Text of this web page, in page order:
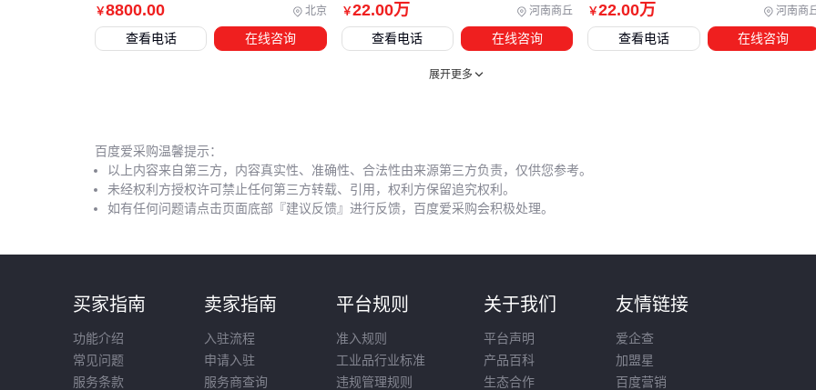
初期安装阶段最容易忽视基础适配问题：
可能加速元件磨损
日常操作中，皮带轮的张紧度调节是需要定期检查的重点。 过
备操作手册
的标定值进行微调。
否含有金属碎屑，往往能提前预警轴承或齿面的异常磨损。
判断二手设备是否划算，需要分三步验证：先根据核心工艺要
求筛选主机工况，再核算配套设备和防护用品的必要投入，最
￥8800.00 北京
查看电话 在线咨询
￥22.00万 河南商丘
查看电话 在线咨询
￥22.00万 河南商
查看电话 在线咨询
展开更多
百度爱采购温馨提示：
以上内容来自第三方，内容真实性、准确性、合法性由来源第三方负责，仅供您参考。
未经权利方授权许可禁止任何第三方转载、引用，权利方保留追究权利。
如有任何问题请点击页面底部『建议反馈』进行反馈，百度爱采购会积极处理。
买家指南
功能介绍
常见问题
服务条款
卖家指南
入驻流程
申请入驻
服务商查询
平台规则
准入规则
工业品行业标准
违规管理规则
关于我们
平台声明
产品百科
生态合作
友情链接
爱企查
加盟星
百度营销